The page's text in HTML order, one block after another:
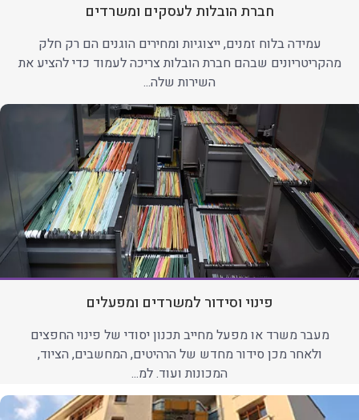
חברת הובלות לעסקים ומשרדים
עמידה בלוח זמנים, ייצוגיות ומחירים הוגנים הם רק חלק
מהקריטריונים שבהם חברת הובלות צריכה לעמוד כדי להציע את
השירות שלה...
פינוי וסידור למשרדים ומפעלים
מעבר משרד או מפעל מחייב תכנון יסודי של פינוי החפצים
ולאחר מכן סידור מחדש של הרהיטים, המחשבים, הציוד,
המכונות ועוד. למ...